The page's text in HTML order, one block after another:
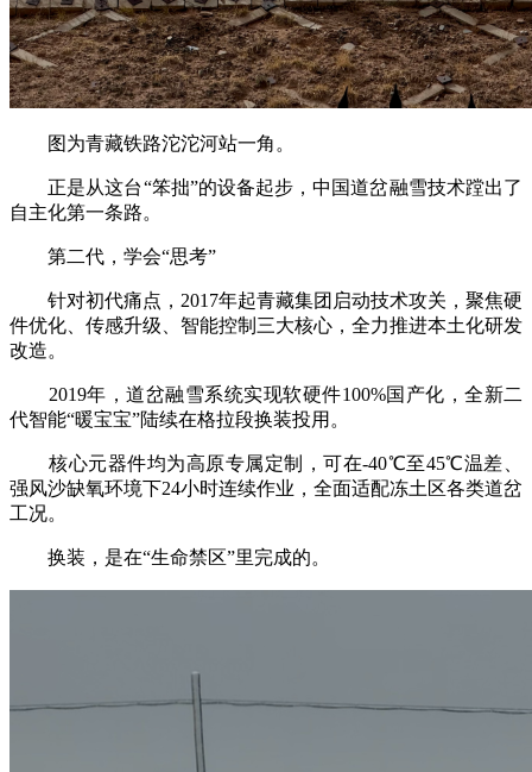
图为青藏铁路沱沱河站一角。
正是从这台“笨拙”的设备起步，中国道岔融雪技术蹚出了
自主化第一条路。
第二代，学会“思考”
针对初代痛点，2017年起青藏集团启动技术攻关，聚焦硬
件优化、传感升级、智能控制三大核心，全力推进本土化研发
改造。
2019年，道岔融雪系统实现软硬件100%国产化，全新二
代智能“暖宝宝”陆续在格拉段换装投用。
核心元器件均为高原专属定制，可在-40℃至45℃温差、
强风沙缺氧环境下24小时连续作业，全面适配冻土区各类道岔
工况。
换装，是在“生命禁区”里完成的。